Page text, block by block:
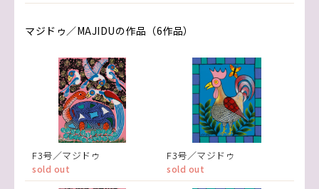
マジドゥ／MAJIDUの作品（6作品）
F3号／マジドゥ
sold out
F3号／マジドゥ
sold out